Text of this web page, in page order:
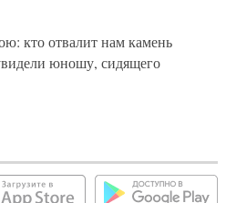
кто отвалит нам камень
юношу, сидящего